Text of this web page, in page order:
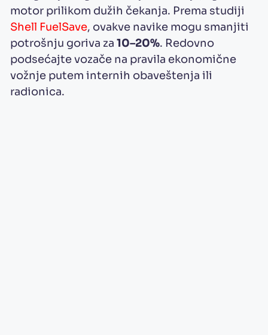
motor prilikom dužih čekanja. Prema studiji
Shell FuelSave, ovakve navike mogu smanjiti
potrošnju goriva za 10–20%. Redovno
podsećajte vozače na pravila ekonomične
vožnje putem internih obaveštenja ili
radionica.